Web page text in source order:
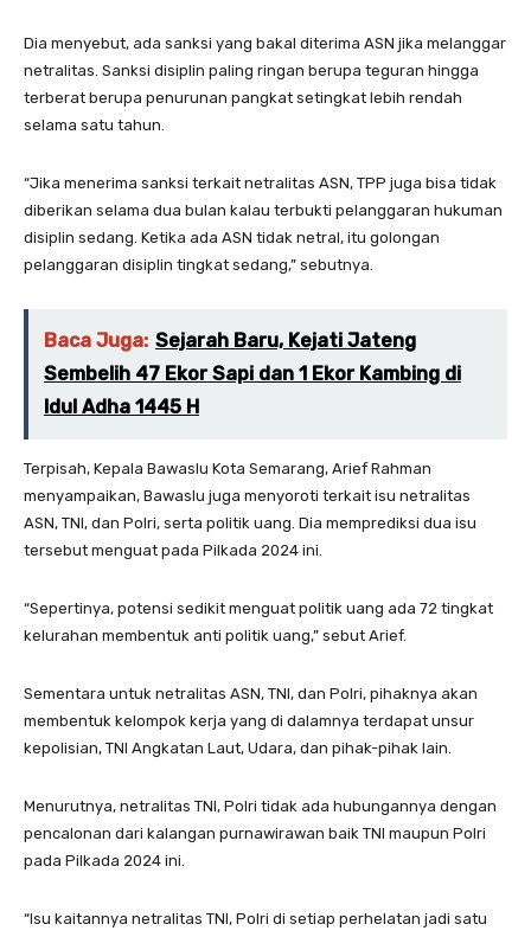
Dia menyebut, ada sanksi yang bakal diterima ASN jika melanggar
netralitas. Sanksi disiplin paling ringan berupa teguran hingga
terberat berupa penurunan pangkat setingkat lebih rendah
selama satu tahun.
“Jika menerima sanksi terkait netralitas ASN, TPP juga bisa tidak
diberikan selama dua bulan kalau terbukti pelanggaran hukuman
disiplin sedang. Ketika ada ASN tidak netral, itu golongan
pelanggaran disiplin tingkat sedang,” sebutnya.
Baca Juga: Sejarah Baru, Kejati Jateng
Sembelih 47 Ekor Sapi dan 1 Ekor Kambing di
Idul Adha 1445 H
Terpisah, Kepala Bawaslu Kota Semarang, Arief Rahman
menyampaikan, Bawaslu juga menyoroti terkait isu netralitas
ASN, TNI, dan Polri, serta politik uang. Dia memprediksi dua isu
tersebut menguat pada Pilkada 2024 ini.
“Sepertinya, potensi sedikit menguat politik uang ada 72 tingkat
kelurahan membentuk anti politik uang,” sebut Arief.
Sementara untuk netralitas ASN, TNI, dan Polri, pihaknya akan
membentuk kelompok kerja yang di dalamnya terdapat unsur
kepolisian, TNI Angkatan Laut, Udara, dan pihak-pihak lain.
Menurutnya, netralitas TNI, Polri tidak ada hubungannya dengan
pencalonan dari kalangan purnawirawan baik TNI maupun Polri
pada Pilkada 2024 ini.
“Isu kaitannya netralitas TNI, Polri di setiap perhelatan jadi satu